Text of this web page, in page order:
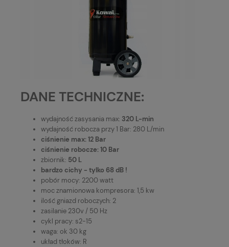
DANE TECHNICZNE:
wydajność zasysania max: 320 L-min
wydajność robocza przy 1 Bar: 280 L/min
ciśnienie max: 12 Bar
ciśnienie robocze: 10 Bar
zbiornik: 50 L
bardzo cichy - tylko 68 dB !
pobór mocy: 2200 watt
moc znamionowa kompresora: 1,5 kw
ilość gniazd roboczych: 2
zasilanie 230v / 50 Hz
cykl pracy: s2-15
waga: ok 30 kg
układ tłoków: R